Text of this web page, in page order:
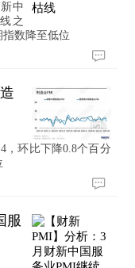
中
之
数降至低位
，环比下降0.8个百分
服